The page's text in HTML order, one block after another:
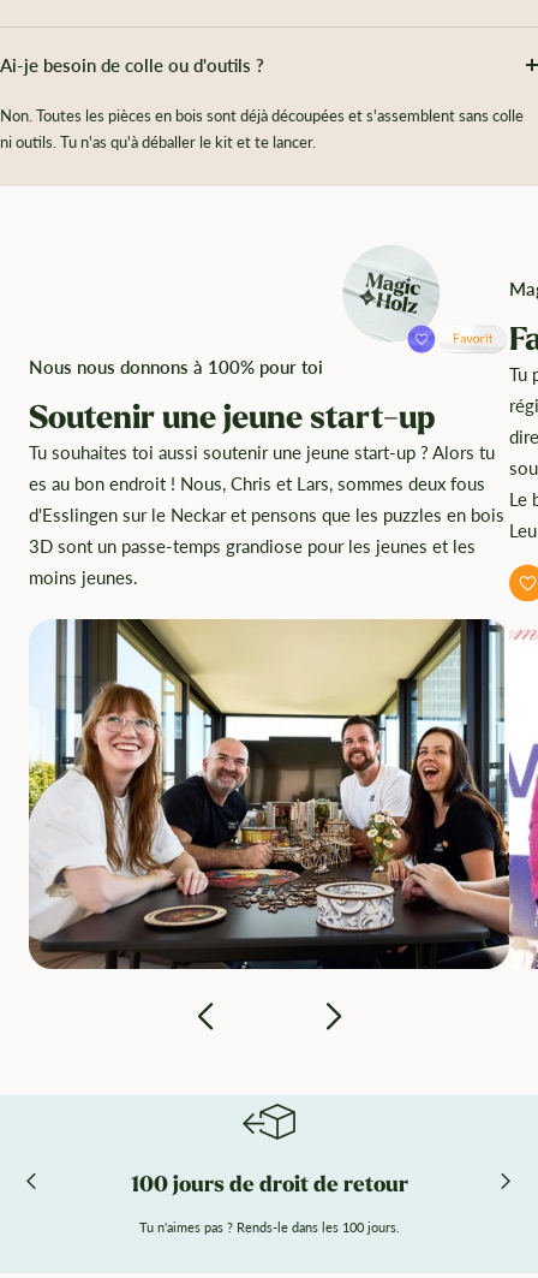
Ai-je besoin de colle ou d'outils ?
Non. Toutes les pièces en bois sont déjà découpées et s'assemblent sans colle
ni outils. Tu n'as qu'à déballer le kit et te lancer.
Nous nous donnons à 100% pour toi
Soutenir une jeune start-up
Tu souhaites toi aussi soutenir une jeune start-up ? Alors tu
es au bon endroit ! Nous, Chris et Lars, sommes deux fous
d'Esslingen sur le Neckar et pensons que les puzzles en bois
3D sont un passe-temps grandiose pour les jeunes et les
moins jeunes.
Tu
Le
100 jours de droit de retour
Tu n'aimes pas ? Rends-le dans les 100 jours.